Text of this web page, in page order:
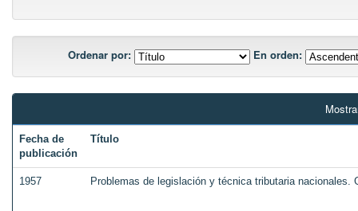
Ordenar por: En orden:
Fecha de
publicación
Título
1957 Problemas de legislación y técnica tributaria